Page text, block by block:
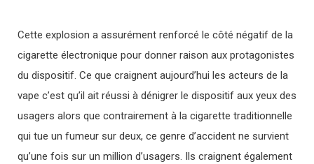
Cette explosion a assurément renforcé le côté négatif de la
cigarette électronique pour donner raison aux protagonistes
du dispositif. Ce que craignent aujourd’hui les acteurs de la
vape c’est qu’il ait réussi à dénigrer le dispositif aux yeux des
usagers alors que contrairement à la cigarette traditionnelle
qui tue un fumeur sur deux, ce genre d’accident ne survient
qu’une fois sur un million d’usagers. Ils craignent également